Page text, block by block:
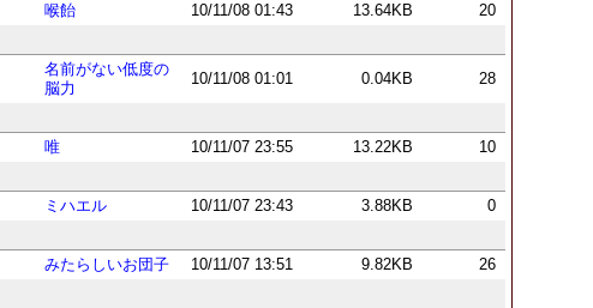
喉飴 10/11/08 01:43 13.64KB
20
名前がない低度の
脳力
10/11/08 01:01 0.04KB 28
唯 10/11/07 23:55 13.22KB
10
ミハエル 10/11/07 23:43 3.88KB
0
みたらしいお団子 10/11/07 13:51 9.82KB
26